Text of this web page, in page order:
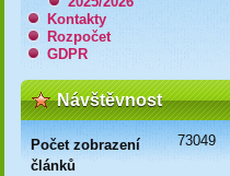
Kontakty
Rozpočet
GDPR
Návštěvnost
Počet zobrazení
článků
73049